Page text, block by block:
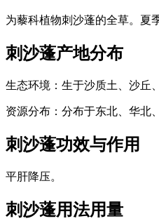
为藜科植物刺沙蓬的全草。夏
刺沙蓬产地分布
生态环境：生于沙质土、沙丘
资源分布：分布于东北、华北
刺沙蓬功效与作用
平肝降压。
刺沙蓬用法用量